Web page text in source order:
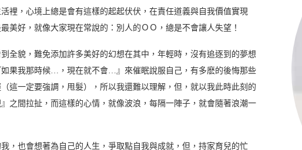
裡，心境上總是會有這樣的起起伏伏，在責任道義與自我價值實現
美好，就像大家現在常說的：別人的ＯＯ，總是不會讓人失望！
全貌，難免添加許多美好的幻想在其中，年輕時，沒有追逐到的夢想
果我那時候…，現在就不會…』來催眠說服自己，有多麽的後悔那些
這一定要強調，甩髮），所以我還難以理解，但，就以我此時此刻的
之間拉扯，而這樣的心情，就像波浪，每隔一陣子，就會隨著浪潮一
，也會想著為自己的人生，爭取點自我與成就，但，持家育兒的忙